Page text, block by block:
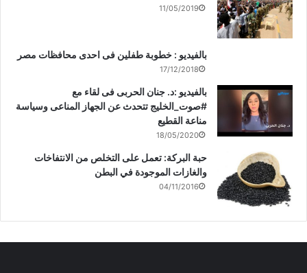
11/05/2019
بالفيديو : خطوبة طفلين فى احدى محافظات مصر
17/12/2018
بالفيديو :د. جنان الحربى فى لقاء مع
#صوت_الخليج تتحدث عن الجهاز المناعى وسياسة
مناعة القطيع
18/05/2020
حبة البركة: تعمل على التخلص من الانتفاخات
والغازات الموجودة في البطن
04/11/2016